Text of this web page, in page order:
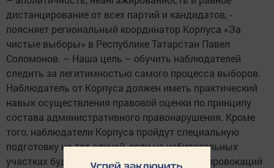
дистанцирование от всех партий и кандидатов, -
поясняет региональный координатор Корпуса «За
чистые выборы» в Республике Татарстан Павел
Соломонов. – Наша цель – обучить наблюдателей
следить за легитимностью самого процесса выборов.
Наблюдатель от Корпуса должен иметь практический
навык осуществления правовой оценки по принципу
состава административного правонарушения. Кроме
того, наблюдатели Корпуса пройдут специальную
подготовку на тот случай, если на избирательных
участках будут предприниматься попытки провокаций